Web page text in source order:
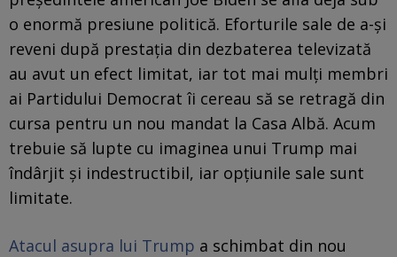
o enormă presiune politică. Eforturile sale de a-și
reveni după prestația din dezbaterea televizată
au avut un efect limitat, iar tot mai mulți membri
ai Partidului Democrat îi cereau să se retragă din
cursa pentru un nou mandat la Casa Albă. Acum
trebuie să lupte cu imaginea unui Trump mai
îndârjit și indestructibil, iar opțiunile sale sunt
limitate.
Atacul asupra lui Trump a schimbat din nou